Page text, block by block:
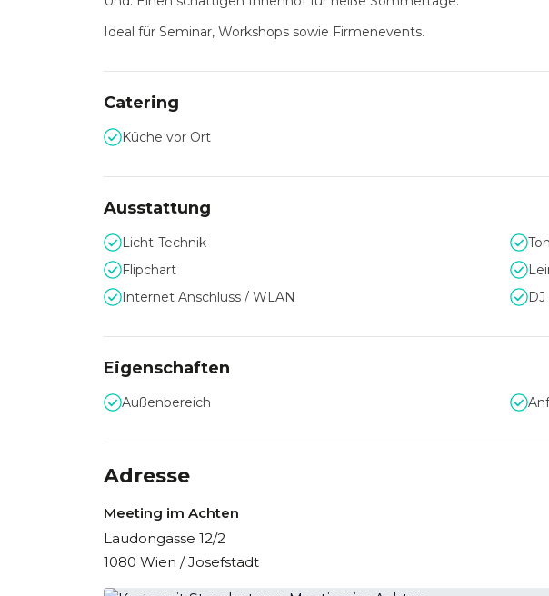
Ideal für Seminar, Workshops sowie Firmenevents.
Catering
Küche vor Ort
Ausstattung
Licht-Technik
Flipchart
Internet Anschluss / WLAN
Eigenschaften
Außenbereich
Adresse
Meeting im Achten
Laudongasse 12/2
1080 Wien / Josefstadt